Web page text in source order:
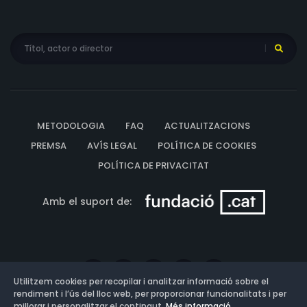
METODOLOGIA FAQ
ACTUALITZACIONS
PREMSA
AVÍS LEGAL
POLÍTICA DE COOKIES
POLÍTICA DE PRIVACITAT
Amb el suport de:
Utilitzem cookies per recopilar i analitzar informació sobre el
rendiment i l’ús del lloc web, per proporcionar funcionalitats i per